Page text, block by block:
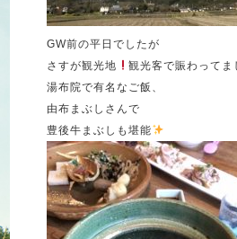
GW前の平日でしたが
さすが観光地
観光客で賑わってま
湯布院で有名なご飯、
由布まぶしさんで
豊後牛まぶしも堪能